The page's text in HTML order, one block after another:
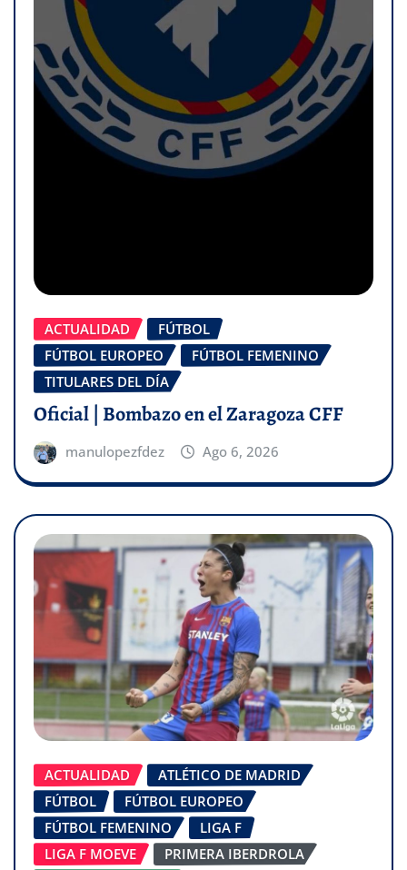
ACTUALIDAD
FÚTBOL
FÚTBOL EUROPEO
FÚTBOL FEMENINO
TITULARES DEL DÍA
Oficial | Bombazo en el Zaragoza CFF
manulopezfdez Ago 6, 2026
ACTUALIDAD
ATLÉTICO DE MADRID
FÚTBOL
FÚTBOL EUROPEO
FÚTBOL FEMENINO
LIGA F
LIGA F MOEVE
PRIMERA IBERDROLA